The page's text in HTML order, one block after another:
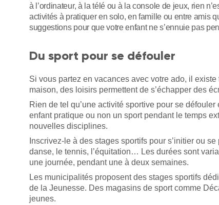
à l’ordinateur, à la télé ou à la console de jeux, rien
activités à pratiquer en solo, en famille ou entre amis
suggestions pour que votre enfant ne s’ennuie pas
Du sport pour se défouler
Si vous partez en vacances avec votre ado, il existe
maison, des loisirs permettent de s’échapper des
Rien de tel qu’une activité sportive pour se
enfant pratique ou non un sport pendant le temps
nouvelles disciplines.
Inscrivez-le à des stages sportifs pour s’initier ou
danse, le tennis, l’équitation… Les durées sont
une journée, pendant une à deux semaines.
Les municipalités proposent des stages sportifs
de la Jeunesse. Des magasins de sport comme
jeunes.